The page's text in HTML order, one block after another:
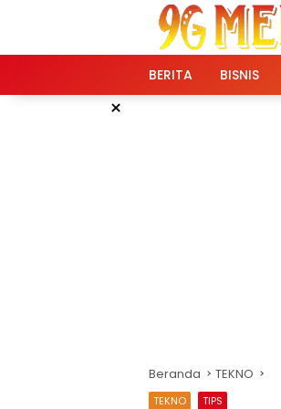
BERITA BISNIS
×
Beranda TEKNO
TEKNO TIPS